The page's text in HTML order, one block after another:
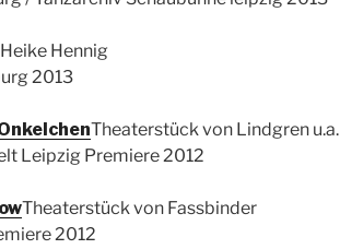
Hennig
2013
Theaterstück von Lindgren u.a.
Leipzig Premiere 2012
Theaterstück von Fassbinder
2012